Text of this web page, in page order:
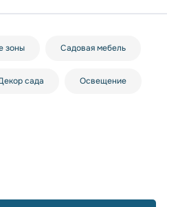
зоны Садовая мебель
сада Освещение